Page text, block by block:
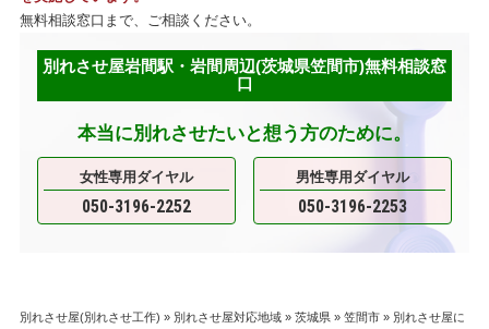
無料相談窓口まで、ご相談ください。
別れさせ屋岩間駅・岩間周辺(茨城県笠間市)無料相談窓
口
本当に別れさせたいと想う方のために。
女性専用ダイヤル
050-3196-2252
男性専用ダイヤル
050-3196-2253
別れさせ屋(別れさせ工作) » 別れさせ屋対応地域 » 茨城県 » 笠間市 » 別れさせ屋に